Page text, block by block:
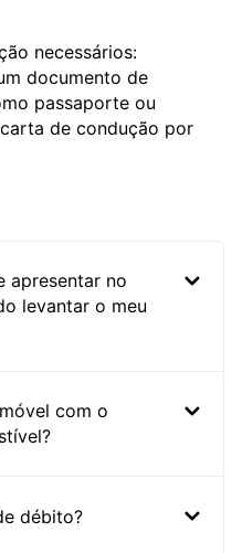
necessários:
documento de
passaporte ou
de condução por
apresentar no
levantar o meu
com o
débito?